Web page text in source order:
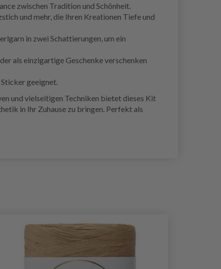
zwischen Tradition und Schönheit.
und mehr, die Ihren Kreationen Tiefe und
in zwei Schattierungen, um ein
als einzigartige Geschenke verschenken
geeignet.
und vielseitigen Techniken bietet dieses Kit
in Ihr Zuhause zu bringen. Perfekt als